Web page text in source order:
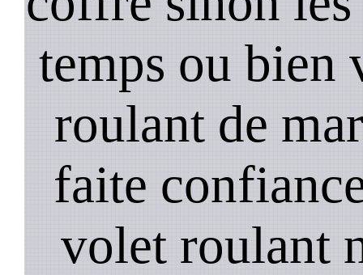
temps ou bien
roulant de
faite
volet roulant